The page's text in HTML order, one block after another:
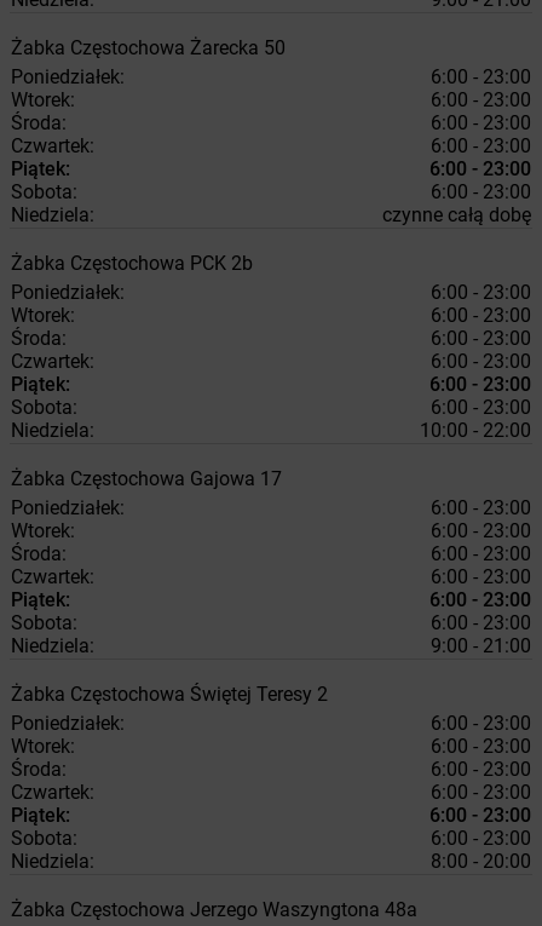
Żabka Częstochowa Żarecka 50
Poniedziałek:
6:00 - 23:00
Wtorek:
6:00 - 23:00
Środa:
6:00 - 23:00
Czwartek:
6:00 - 23:00
Piątek:
6:00 - 23:00
Sobota:
6:00 - 23:00
Niedziela:
czynne całą dobę
Żabka Częstochowa PCK 2b
Poniedziałek:
6:00 - 23:00
Wtorek:
6:00 - 23:00
Środa:
6:00 - 23:00
Czwartek:
6:00 - 23:00
Piątek:
6:00 - 23:00
Sobota:
6:00 - 23:00
Niedziela:
10:00 - 22:00
Żabka Częstochowa Gajowa 17
Poniedziałek:
6:00 - 23:00
Wtorek:
6:00 - 23:00
Środa:
6:00 - 23:00
Czwartek:
6:00 - 23:00
Piątek:
6:00 - 23:00
Sobota:
6:00 - 23:00
Niedziela:
9:00 - 21:00
Żabka Częstochowa Świętej Teresy 2
Poniedziałek:
6:00 - 23:00
Wtorek:
6:00 - 23:00
Środa:
6:00 - 23:00
Czwartek:
6:00 - 23:00
Piątek:
6:00 - 23:00
Sobota:
6:00 - 23:00
Niedziela:
8:00 - 20:00
Żabka Częstochowa Jerzego Waszyngtona 48a